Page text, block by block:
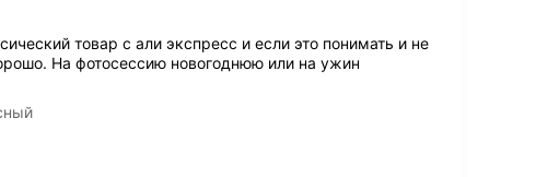
товар с али экспресс и если это понимать и не
На фотосессию новогоднюю или на ужин